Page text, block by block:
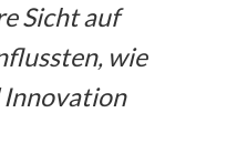
Sicht auf
wie
Innovation